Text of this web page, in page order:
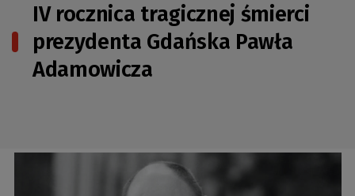
IV rocznica tragicznej śmierci
prezydenta Gdańska Pawła
Adamowicza